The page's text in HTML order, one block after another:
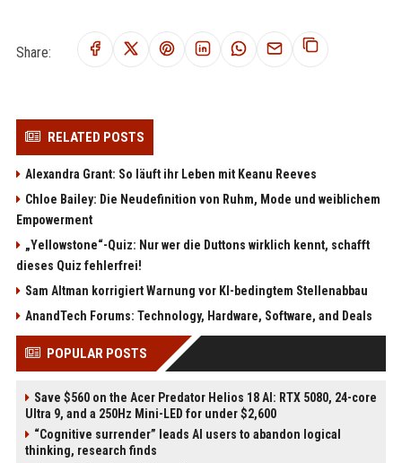
Share:
RELATED POSTS
Alexandra Grant: So läuft ihr Leben mit Keanu Reeves
Chloe Bailey: Die Neudefinition von Ruhm, Mode und weiblichem
Empowerment
„Yellowstone“-Quiz: Nur wer die Duttons wirklich kennt, schafft
dieses Quiz fehlerfrei!
Sam Altman korrigiert Warnung vor KI-bedingtem Stellenabbau
AnandTech Forums: Technology, Hardware, Software, and Deals
POPULAR POSTS
Save $560 on the Acer Predator Helios 18 AI: RTX 5080, 24-core
Ultra 9, and a 250Hz Mini-LED for under $2,600
“Cognitive surrender” leads AI users to abandon logical
thinking, research finds